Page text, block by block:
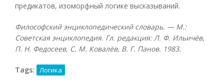
предикатов, изоморфный логике высказываний.
Философский энциклопедический словарь. — М.:
Советская энциклопедия. Гл. редакция: Л. Ф. Ильичёв,
П. Н. Федосеев, С. М. Ковалёв, В. Г. Панов. 1983.
Tags: Логика